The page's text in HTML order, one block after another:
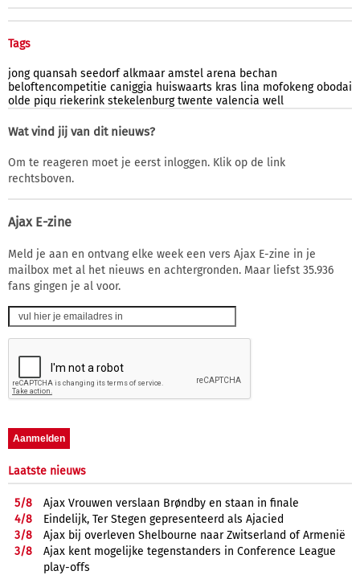
Tags
jong quansah seedorf alkmaar amstel arena bechan
beloftencompetitie caniggia huiswaarts kras lina mofokeng obodai
olde piqu riekerink stekelenburg twente valencia well
Wat vind jij van dit nieuws?
Om te reageren moet je eerst inloggen. Klik op de link
rechtsboven.
Ajax E-zine
Meld je aan en ontvang elke week een vers Ajax E-zine in je
mailbox met al het nieuws en achtergronden. Maar liefst 35.936
fans gingen je al voor.
Laatste nieuws
5/8
Ajax Vrouwen verslaan Brøndby en staan in finale
4/8
Eindelijk, Ter Stegen gepresenteerd als Ajacied
3/8
Ajax bij overleven Shelbourne naar Zwitserland of Armenië
3/8
Ajax kent mogelijke tegenstanders in Conference League
play-offs